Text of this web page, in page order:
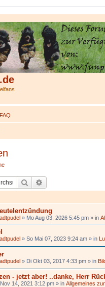
FAQ
Suche
» Mo Aug 03, 2026 5:45 pm » in
» So Mai 07, 2023 9:24 am » in
» Di Okt 03, 2017 4:33 pm » in
- jetzt aber! ..danke, Herr
14, 2021 3:12 pm » in Allgemeines